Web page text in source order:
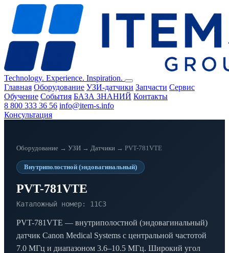
Technology. Experience. Inspiration.
Главная Оборудование УЗИ-датчики Запчасти Сервис
Обучение События БАЗА ЗНАНИЙ Контакты
8 800 333 36 56 info@item-s.info
Консультация
Оборудование → УЗИ → Датчики → PVT-781VTE
Внутриполостной (эндовагинальный)
PVT-781VTE
Каталожный номер: 11C3
PVT-781VTE — внутриполостной (эндовагинальный)
датчик Canon Medical Systems с центральной частотой
7.0 МГц и диапазоном 3.6–10.5 МГц. Широкий угол